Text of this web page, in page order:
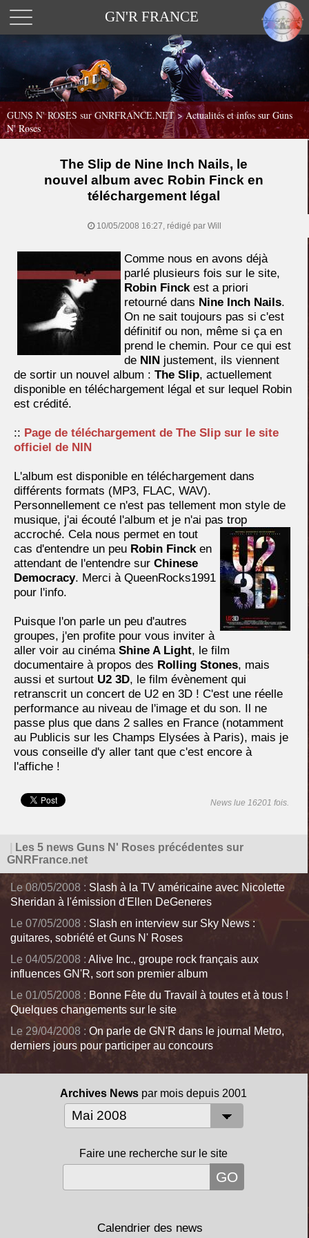
GN'R FRANCE
GUNS N' ROSES sur GNRFRANCE.NET>Actualités et infos sur Guns
N' Roses
The Slip de Nine Inch Nails, le
nouvel album avec Robin Finck en
téléchargement légal
10/05/2008 16:27, rédigé par Will
Comme nous en avons déjà
parlé plusieurs fois sur le site,
Robin Finck est a priori
retourné dans Nine Inch Nails.
On ne sait toujours pas si c'est
définitif ou non, même si ça en
prend le chemin. Pour ce qui est
de NIN justement, ils viennent
de sortir un nouvel album : The Slip, actuellement
disponible en téléchargement légal et sur lequel Robin
est crédité.
:: Page de téléchargement de The Slip sur le site
officiel de NIN
L'album est disponible en téléchargement dans
différents formats (MP3, FLAC, WAV).
Personnellement ce n'est pas tellement mon style de
musique, j'ai écouté l'album et je n'ai pas trop
accroché. Cela nous permet en tout
cas d'entendre un peu Robin Finck en
attendant de l'entendre sur Chinese
Democracy. Merci à QueenRocks1991
pour l'info.
Puisque l'on parle un peu d'autres
groupes, j'en profite pour vous inviter à
aller voir au cinéma Shine A Light, le film
documentaire à propos des Rolling Stones, mais
aussi et surtout U2 3D, le film évènement qui
retranscrit un concert de U2 en 3D ! C'est une réelle
performance au niveau de l'image et du son. Il ne
passe plus que dans 2 salles en France (notamment
au Publicis sur les Champs Elysées à Paris), mais je
vous conseille d'y aller tant que c'est encore à
l'affiche !
News lue 16201 fois.
Les 5 news Guns N' Roses précédentes sur
GNRFrance.net
Le 08/05/2008 : Slash à la TV américaine avec Nicolette
Sheridan à l'émission d'Ellen DeGeneres
Le 07/05/2008 : Slash en interview sur Sky News :
guitares, sobriété et Guns N' Roses
Le 04/05/2008 : Alive Inc., groupe rock français aux
influences GN'R, sort son premier album
Le 01/05/2008 : Bonne Fête du Travail à toutes et à tous !
Quelques changements sur le site
Le 29/04/2008 : On parle de GN'R dans le journal Metro,
derniers jours pour participer au concours
Archives News par mois depuis 2001
Faire une recherche sur le site
Calendrier des news